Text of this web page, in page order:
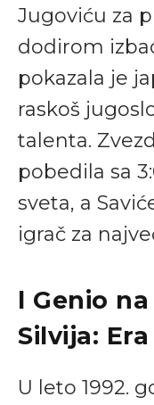
Jugoviću za
dodirom
pokazala je
raskoš
talenta.
pobedila sa
sveta, a
igrač za
l Genio
Silvija:
U leto 1992.